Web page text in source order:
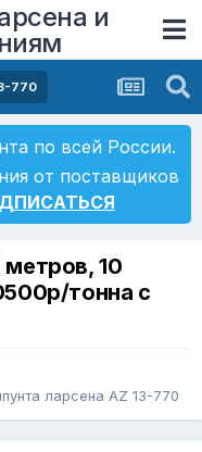
и
770
по всей России.
от поставщиков
10
тонна с
ларсена AZ 13-770